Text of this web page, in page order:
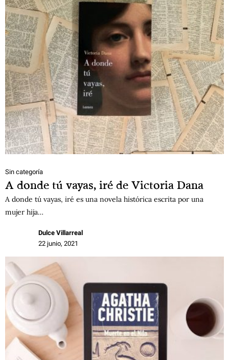
Sin categoría
A donde tú vayas, iré de Victoria Dana
A donde tú vayas, iré es una novela histórica escrita por una
mujer hija…
Dulce Villarreal
22 junio, 2021